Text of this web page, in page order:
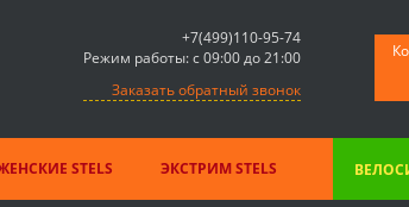
+7(499)110-95-74
Режим работы: с 09:00 до 21:00
Заказать обратный звонок
STELS ЭКСТРИМ STELS